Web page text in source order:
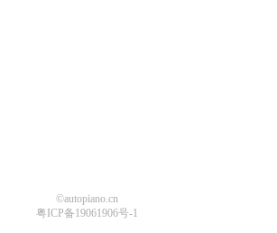
©autopiano.cn
粤ICP备19061906号-1